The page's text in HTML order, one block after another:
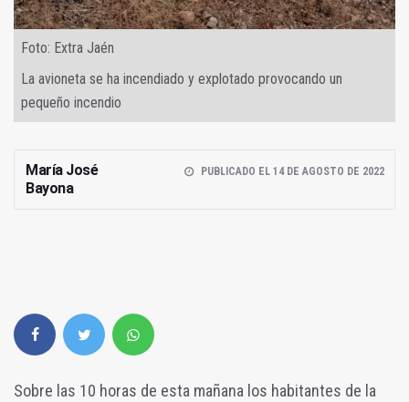
Foto: Extra Jaén
La avioneta se ha incendiado y explotado provocando un
pequeño incendio
María José
Bayona
PUBLICADO EL 14 DE AGOSTO DE 2022
Sobre las 10 horas de esta mañana los habitantes de la